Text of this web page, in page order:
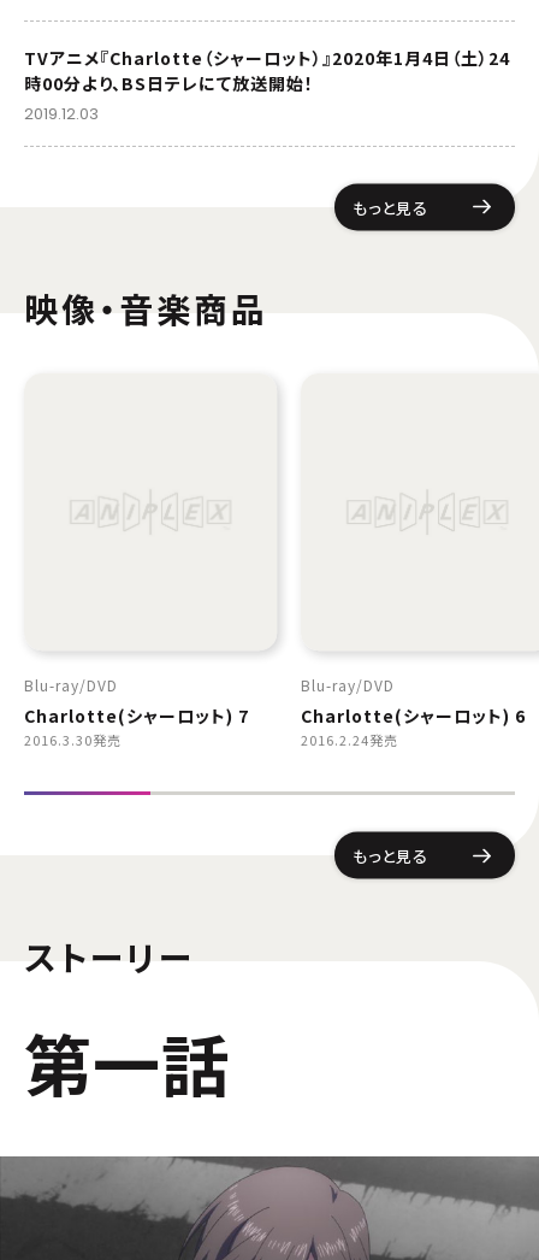
TVアニメ『Charlotte（シャーロット）』2020年1月4日（土）24
時00分より、BS日テレにて放送開始！
2019.12.03
もっと見る
映像・音楽商品
Blu-ray DVD
Charlotte(シャーロット) 7
2016.3.30発売
Blu-ray DVD
Charlotte(シャーロット) 6
2016.2.24発売
もっと見る
ストーリー
第一話